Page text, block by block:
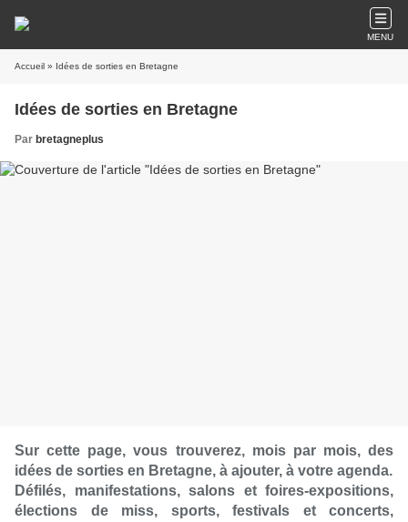
MENU
Accueil » Idées de sorties en Bretagne
Idées de sorties en Bretagne
Par bretagneplus
Sur cette page, vous trouverez, mois par mois, des
idées de sorties en Bretagne, à ajouter, à votre agenda.
Défilés, manifestations, salons et foires-expositions,
élections de miss, sports, festivals et concerts,